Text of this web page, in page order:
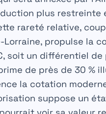
plus
rareté relative,
propulse la
, soit un différentiel
de près de 30 %
la cotation
suppose un